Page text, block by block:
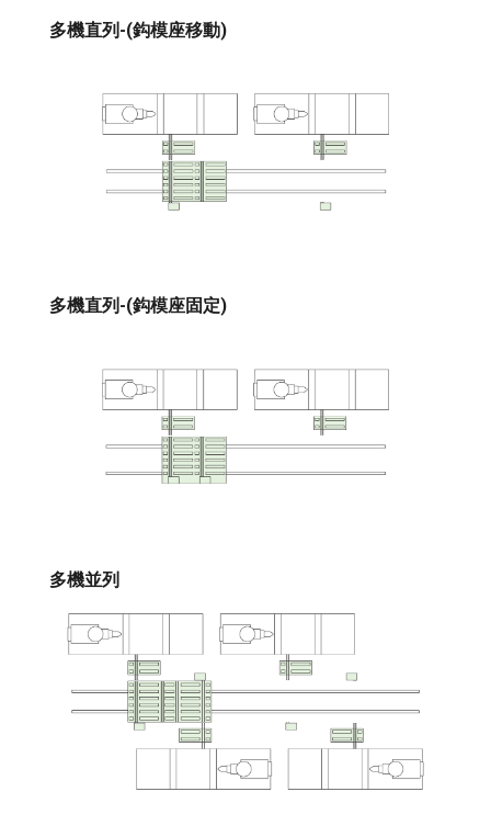
多機直列-(鈎模座移動)
多機直列-(鈎模座固定)
多機並列